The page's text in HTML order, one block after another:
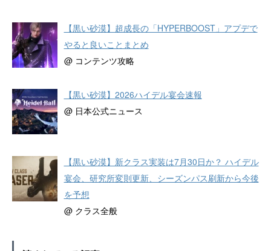
【黒い砂漠】超成長の「HYPERBOOST」アプデで
やると良いことまとめ
@ コンテンツ攻略
【黒い砂漠】2026ハイデル宴会速報
@ 日本公式ニュース
【黒い砂漠】新クラス実装は7月30日か？ ハイデル
宴会、研究所変則更新、シーズンパス刷新から今後
を予想
@ クラス全般